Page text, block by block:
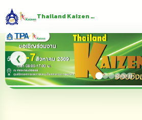
Thailand Kaizen Award
❮